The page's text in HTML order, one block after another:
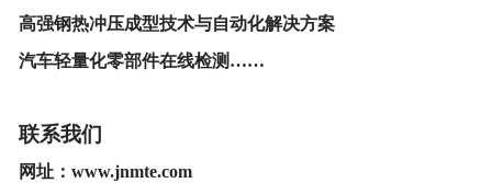
高强钢热冲压成型技术与自动化解决方案
汽车轻量化零部件在线检测 ……
联系我们
网址： www.jnmte.com